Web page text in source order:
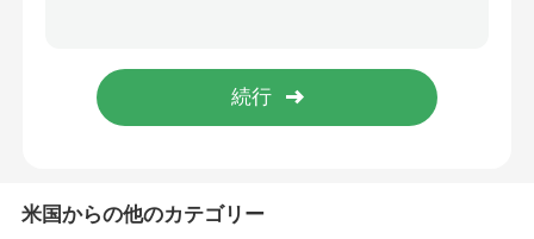
パーソナル ケアのゴム
米国からの他のカテゴリー